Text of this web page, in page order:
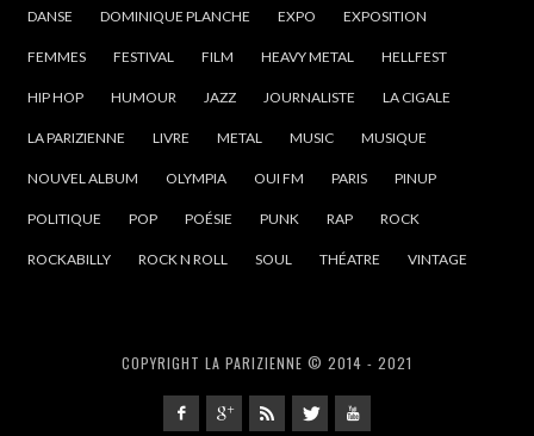
DANSE DOMINIQUE PLANCHE EXPO EXPOSITION
FEMMES FESTIVAL FILM HEAVY METAL HELLFEST
HIP HOP HUMOUR JAZZ JOURNALISTE LA CIGALE
LA PARIZIENNE LIVRE METAL MUSIC MUSIQUE
NOUVEL ALBUM OLYMPIA OUI FM PARIS PINUP
POLITIQUE POP POÉSIE PUNK RAP ROCK
ROCKABILLY ROCK N ROLL SOUL THÉATRE VINTAGE
COPYRIGHT LA PARIZIENNE © 2014 - 2021